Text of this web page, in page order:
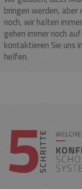
bringen werden, aber
noch, wir halten
gehen immer noch
kontaktieren Sie uns
helfen.